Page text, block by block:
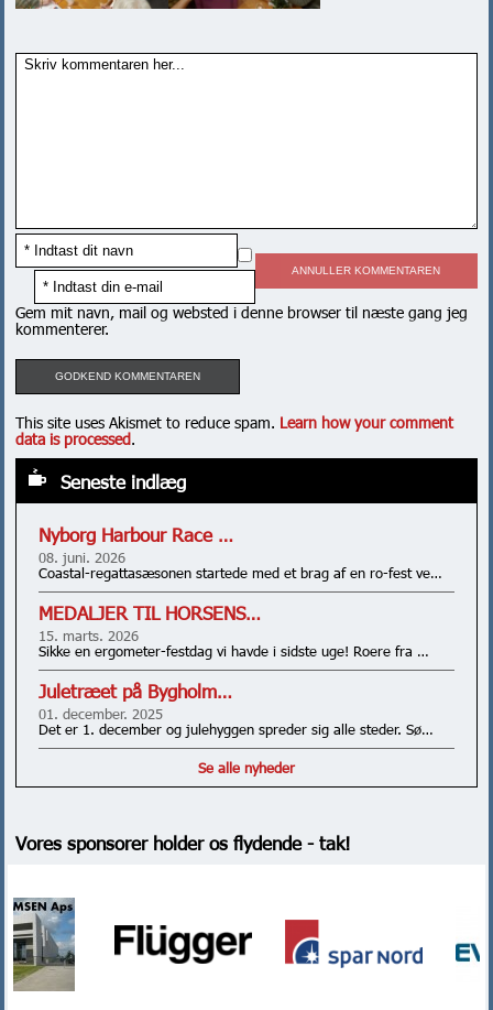
ANNULLER KOMMENTAREN
Gem mit navn, mail og websted i denne browser til næste gang jeg
kommenterer.
This site uses Akismet to reduce spam. Learn how your comment
data is processed.
Seneste indlæg
Nyborg Harbour Race …
08. juni. 2026
Coastal-regattasæsonen startede med et brag af en ro-fest ve…
MEDALJER TIL HORSENS…
15. marts. 2026
Sikke en ergometer-festdag vi havde i sidste uge! Roere fra …
Juletræet på Bygholm…
01. december. 2025
Det er 1. december og julehyggen spreder sig alle steder. Sø…
Se alle nyheder
Vores sponsorer holder os flydende - tak!